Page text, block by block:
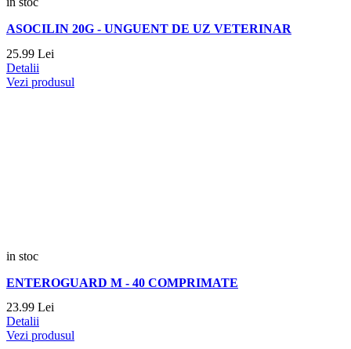
ASOCILIN 20G - UNGUENT DE UZ VETERINAR
25.99 Lei
Detalii
Vezi produsul
in stoc
ENTEROGUARD M - 40 COMPRIMATE
23.99 Lei
Detalii
Vezi produsul